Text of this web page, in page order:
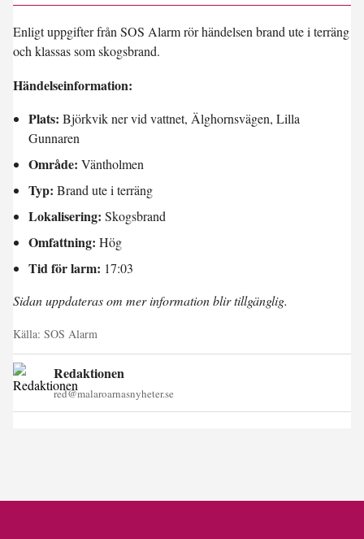
Enligt uppgifter från SOS Alarm rör händelsen brand ute i terräng
och klassas som skogsbrand.
Händelseinformation:
Plats: Björkvik ner vid vattnet, Älghornsvägen, Lilla
Gunnaren
Område: Väntholmen
Typ: Brand ute i terräng
Lokalisering: Skogsbrand
Omfattning: Hög
Tid för larm: 17:03
Sidan uppdateras om mer information blir tillgänglig.
Källa: SOS Alarm
Redaktionen
red@malaroarnasnyheter.se